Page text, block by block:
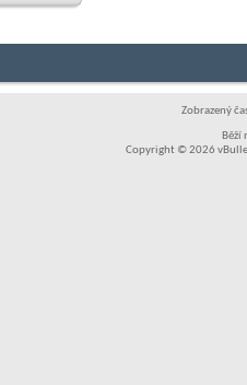
Zobrazený
Běží
Copyright © 2026